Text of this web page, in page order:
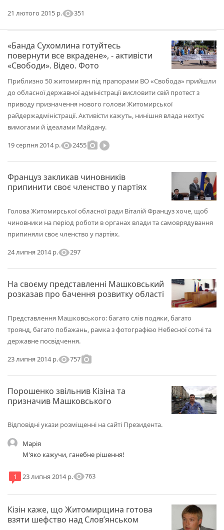
21 лютого 2015 р.visibility351
«Банда Сухомлина готуйтесь
повернути все вкрадене», - активісти
«Свободи». Відео. Фото
Приблизно 50 житомирян під прапорами ВО «Свобода» прийшли
до обласної державної адміністрації висловити свій протест з
приводу призначення нового голови Житомирської
райдержадміністрації. Активісти кажуть, нинішня влада нехтує
вимогами й ідеалами Майдану.
19 серпня 2014 р.visibility2455photo_cameraplay_circle_filled
Француз закликав чиновників
припинити своє членство у партіях
Голова Житомирської обласної ради Віталій Француз хоче, щоб
чиновники на період роботи в органах влади та самоврядування
припиняли своє членство у партіях.
24 липня 2014 р.visibility297
На своєму представленні Машковський
розказав про бачення розвитку області
Представлення Машковського: багато слів подяки, багато
троянд, багато побажань, рамка з фотографією Небесної сотні та
державне посвідчення.
23 липня 2014 р.visibility757photo_camera
Порошенко звільнив Кізіна та
призначив Машковського
Відповідні укази розміщенні на сайті Президента.
Марія
М'яко кажучи, ганебне рішення!
1 23 липня 2014 р.visibility763
Кізін каже, що Житомирщина готова
взяти шефство над Слов’янськом